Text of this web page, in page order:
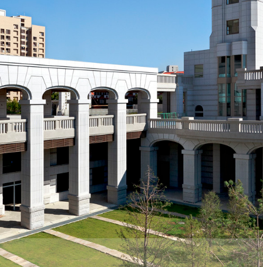
格
國
際．
國
際
葳
格。
培
養
具
國
際
移
動
力
的
世
界
公